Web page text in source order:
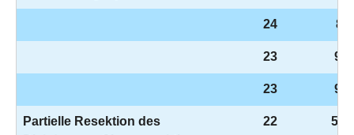
24 8-
23 9-
23 9-
Partielle Resektion des
22 5-